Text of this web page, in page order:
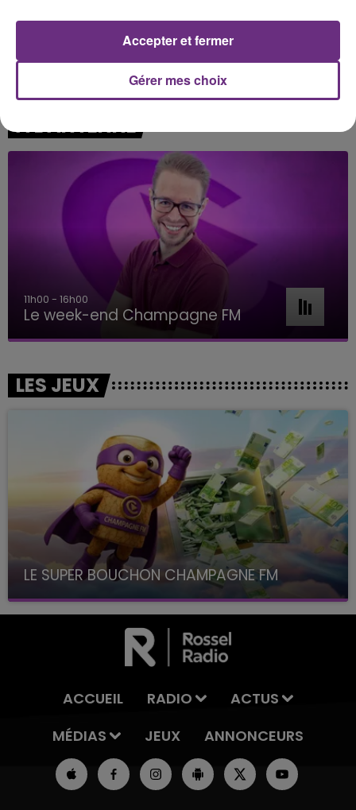
A L'ANTENNE
11h00 - 16h00
Le week-end Champagne FM
LES JEUX
LE SUPER BOUCHON CHAMPAGNE FM
avec La Famille Champagne FM, à 8H10
ACCUEIL RADIO
ACTUS
MÉDIAS
JEUX ANNONCEURS
Gérer mes choix
Accepter et fermer